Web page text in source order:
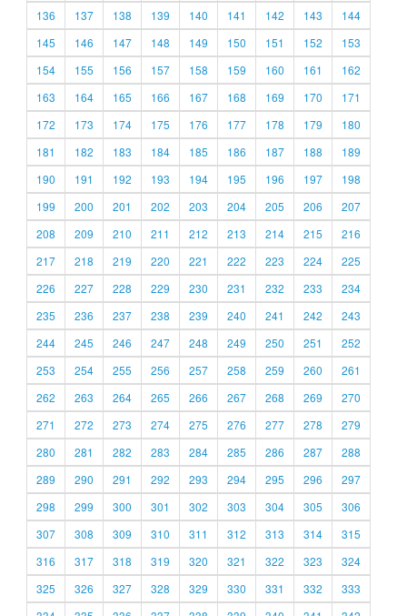
136
137 138 139 140 141 142 143
144
145
146 147 148 149 150 151 152
153
154
155 156 157 158 159 160 161
162
163
164 165 166 167 168 169 170
171
172
173 174 175 176 177 178 179
180
181
182 183 184 185 186 187 188
189
190
191 192 193 194 195 196 197
198
199
200 201 202 203 204 205 206
207
208
209 210 211 212 213 214 215
216
217
218 219 220 221 222 223 224
225
226
227 228 229 230 231 232 233
234
235
236 237 238 239 240 241 242
243
244
245 246 247 248 249 250 251
252
253
254 255 256 257 258 259 260
261
262
263 264 265 266 267 268 269
270
271
272 273 274 275 276 277 278
279
280
281 282 283 284 285 286 287
288
289
290 291 292 293 294 295 296
297
298
299 300 301 302 303 304 305
306
307
308 309 310 311 312 313 314
315
316
317 318 319 320 321 322 323
324
325
326 327 328 329 330 331 332
333